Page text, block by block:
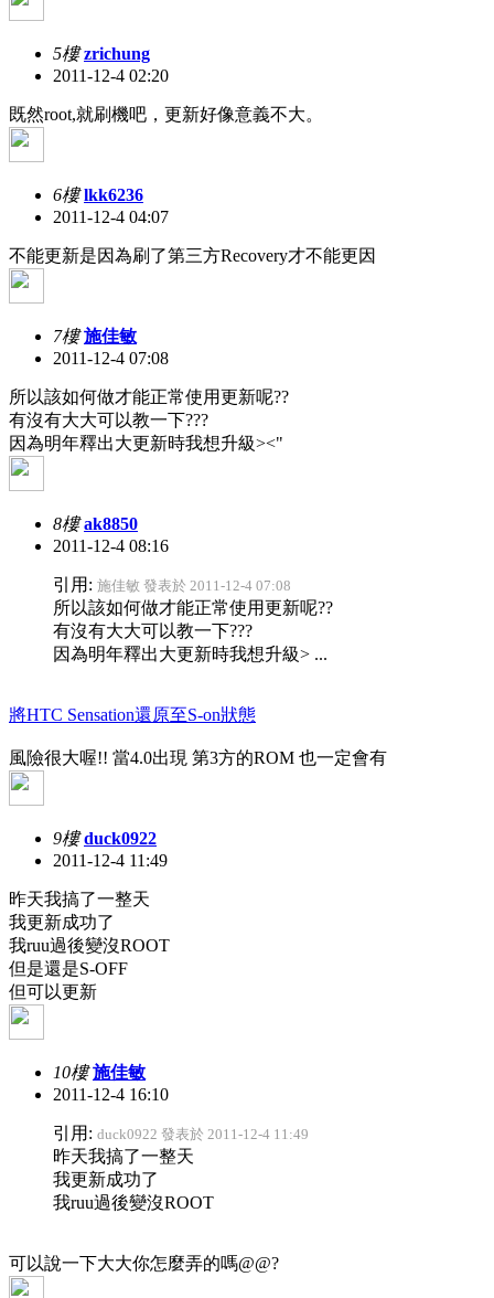
5樓 zrichung
2011-12-4 02:20
既然root,就刷機吧，更新好像意義不大。
6樓 lkk6236
2011-12-4 04:07
不能更新是因為刷了第三方Recovery才不能更因
7樓 施佳敏
2011-12-4 07:08
所以該如何做才能正常使用更新呢??
有沒有大大可以教一下???
因為明年釋出大更新時我想升級><"
8樓 ak8850
2011-12-4 08:16
引用: 施佳敏 發表於 2011-12-4 07:08
所以該如何做才能正常使用更新呢??
有沒有大大可以教一下???
因為明年釋出大更新時我想升級> ...
將HTC Sensation還原至S-on狀態
風險很大喔!! 當4.0出現 第3方的ROM 也一定會有
9樓 duck0922
2011-12-4 11:49
昨天我搞了一整天
我更新成功了
我ruu過後變沒ROOT
但是還是S-OFF
但可以更新
10樓 施佳敏
2011-12-4 16:10
引用: duck0922 發表於 2011-12-4 11:49
昨天我搞了一整天
我更新成功了
我ruu過後變沒ROOT
可以說一下大大你怎麼弄的嗎@@?